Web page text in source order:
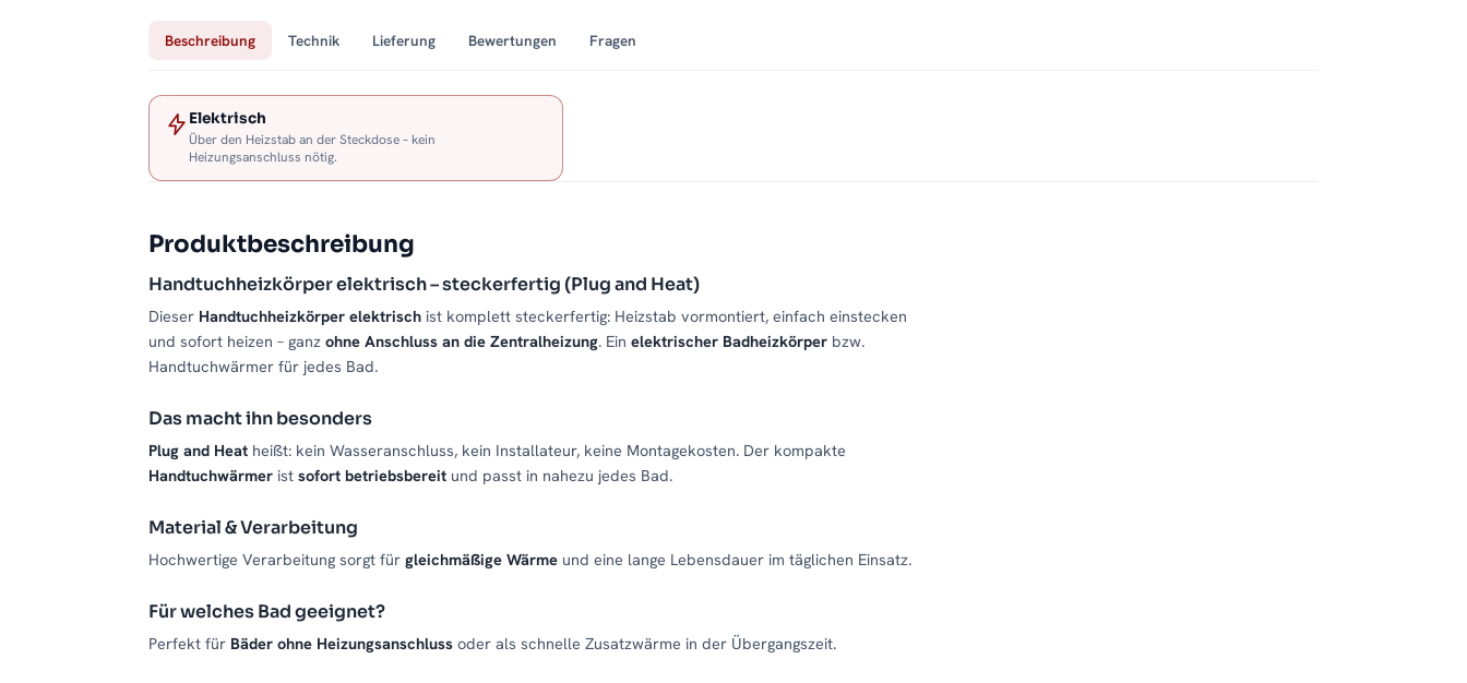
Beschreibung Technik Lieferung Bewertungen Fragen
Elektrisch
Über den Heizstab an der Steckdose – kein
Heizungsanschluss nötig.
Produktbeschreibung
Handtuchheizkörper elektrisch – steckerfertig (Plug and Heat)
Dieser Handtuchheizkörper elektrisch ist komplett steckerfertig: Heizstab vormontiert, einfach einstecken
und sofort heizen – ganz ohne Anschluss an die Zentralheizung. Ein elektrischer Badheizkörper bzw.
Handtuchwärmer für jedes Bad.
Das macht ihn besonders
Plug and Heat heißt: kein Wasseranschluss, kein Installateur, keine Montagekosten. Der kompakte
Handtuchwärmer ist sofort betriebsbereit und passt in nahezu jedes Bad.
Material & Verarbeitung
Hochwertige Verarbeitung sorgt für gleichmäßige Wärme und eine lange Lebensdauer im täglichen Einsatz.
Für welches Bad geeignet?
Perfekt für Bäder ohne Heizungsanschluss oder als schnelle Zusatzwärme in der Übergangszeit.